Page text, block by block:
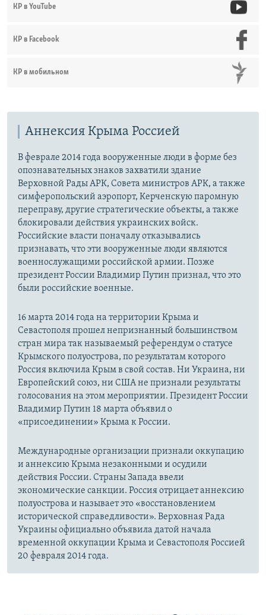
КР в YouTube
КР в Facebook
КР в мобильном
Аннексия Крыма Россией
В феврале 2014 года вооруженные люди в форме без
опознавательных знаков захватили здание
Верховной Рады АРК, Совета министров АРК, а также
симферопольский аэропорт, Керченскую паромную
переправу, другие стратегические объекты, а также
блокировали действия украинских войск.
Российские власти поначалу отказывались
признавать, что эти вооруженные люди являются
военнослужащими российской армии. Позже
президент России Владимир Путин признал, что это
были российские военные.
16 марта 2014 года на территории Крыма и
Севастополя прошел непризнанный большинством
стран мира так называемый референдум о статусе
Крымского полуострова, по результатам которого
Россия включила Крым в свой состав. Ни Украина, ни
Европейский союз, ни США не признали результаты
голосования на этом мероприятии. Президент России
Владимир Путин 18 марта объявил о
«присоединении» Крыма к России.
Международные организации признали оккупацию
и аннексию Крыма незаконными и осудили
действия России. Страны Запада ввели
экономические санкции. Россия отрицает аннексию
полуострова и называет это «восстановлением
исторической справедливости». Верховная Рада
Украины официально объявила датой начала
временной оккупации Крыма и Севастополя Россией
20 февраля 2014 года.